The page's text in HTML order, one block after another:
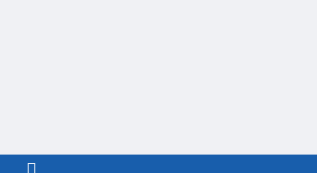
Menu